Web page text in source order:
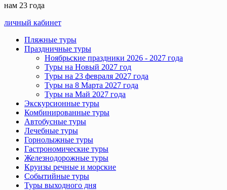
нам 23 года
личный кабинет
Пляжные туры
Праздничные туры
Ноябрьские праздники 2026 - 2027 года
Туры на Новый 2027 год
Туры на 23 февраля 2027 года
Туры на 8 Марта 2027 года
Туры на Май 2027 года
Экскурсионные туры
Комбинированные туры
Автобусные туры
Лечебные туры
Горнолыжные туры
Гастрономические туры
Железнодорожные туры
Круизы речные и морские
Событийные туры
Туры выходного дня